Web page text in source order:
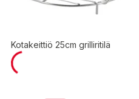
Kotakeittiö 25cm grilliritilä